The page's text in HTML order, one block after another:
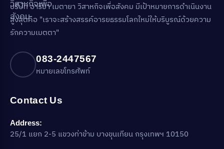
บริษัท อารียา เมตายา วิสาหกิจเพื่อสังคม มีเป้าหมายการดำเนินงาน
สูงสุดคือ "เราจะสร้างสรรค์อารยธรรมโลกใหม่ให้บริบูรณ์ด้วยความ
รักความเมตตา"
083-2447567
หมายเลขโทรศัพท์
Contact Us
Address:
25/1 แยก 2-5 แขวงท่าข้าม บางขุนเทียน กรุงเทพฯ 10150